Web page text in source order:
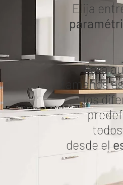
Elija
Para
tamaños
los
desde el